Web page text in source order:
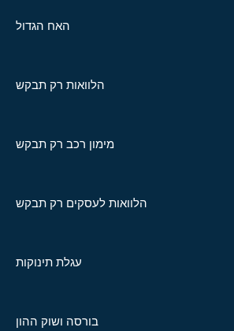
האח הגדול
הלוואות רק תבקש
מימון רכב רק תבקש
הלוואות לעסקים רק תבקש
עגלת תינוקות
בורסה ושוק ההון